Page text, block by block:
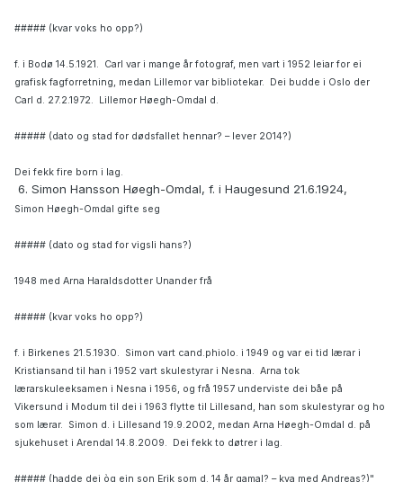
##### (kvar voks ho opp?)
f. i Bodø 14.5.1921. Carl var i mange år fotograf, men vart i 1952 leiar for ei
grafisk fagforretning, medan Lillemor var bibliotekar. Dei budde i Oslo der
Carl d. 27.2.1972. Lillemor Høegh-Omdal d.
##### (dato og stad for dødsfallet hennar? – lever 2014?)
Dei fekk fire born i lag.
6. Simon Hansson Høegh-Omdal, f. i Haugesund 21.6.1924,
Simon Høegh-Omdal gifte seg
##### (dato og stad for vigsli hans?)
1948 med Arna Haraldsdotter Unander frå
##### (kvar voks ho opp?)
f. i Birkenes 21.5.1930. Simon vart cand.phiolo. i 1949 og var ei tid lærar i
Kristiansand til han i 1952 vart skulestyrar i Nesna. Arna tok
lærarskuleeksamen i Nesna i 1956, og frå 1957 underviste dei båe på
Vikersund i Modum til dei i 1963 flytte til Lillesand, han som skulestyrar og ho
som lærar. Simon d. i Lillesand 19.9.2002, medan Arna Høegh-Omdal d. på
sjukehuset i Arendal 14.8.2009. Dei fekk to døtrer i lag.
##### (hadde dei òg ein son Erik som d. 14 år gamal? – kva med Andreas?)"